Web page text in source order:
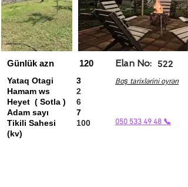
Günlük azn
Yataq Otagi
Hamam ws
Heyet ( Sotla )
Adam sayı
Tikili Sahesi
(kv)
120
3
Elan No: 522
Boş tarixlərini oyrən
2
6
7
100
050 533 49 48 📞